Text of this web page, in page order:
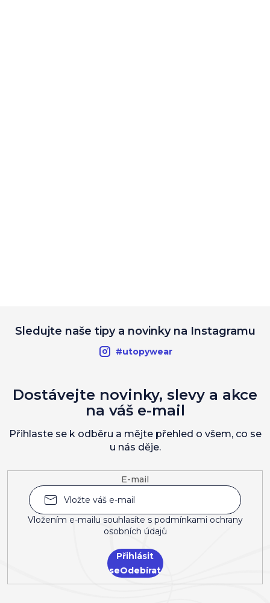
Sledujte naše tipy a novinky na Instagramu
#utopywear
E-mail
Vložením e-mailu souhlasíte s podmínkami ochrany
osobních údajů
Přihlásit
se
Dostávejte novinky, slevy a akce
na váš e-mail
Přihlaste se k odběru a mějte přehled o všem, co se
u nás děje.